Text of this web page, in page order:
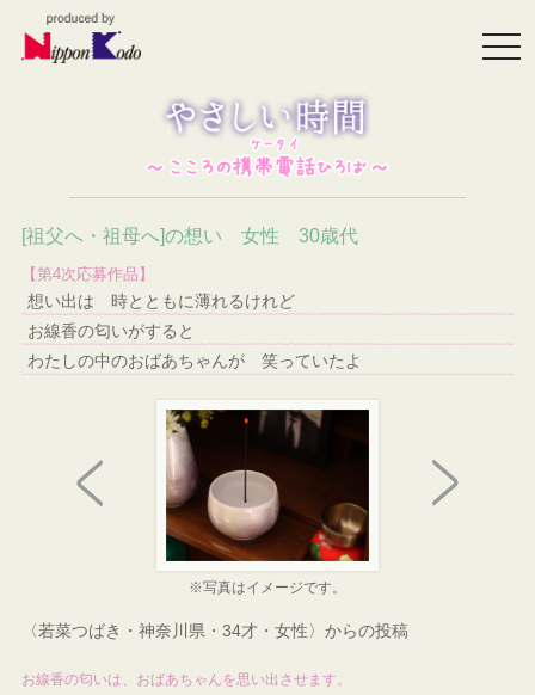
[祖父へ・祖母へ]の想い 女性 30歳代
【第4次応募作品】
想い出は 時とともに薄れるけれど
お線香の匂いがすると
わたしの中のおばあちゃんが 笑っていたよ
※写真はイメージです。
〈若菜つばき・神奈川県・34才・女性〉からの投稿
お線香の匂いは、おばあちゃんを思い出させます。